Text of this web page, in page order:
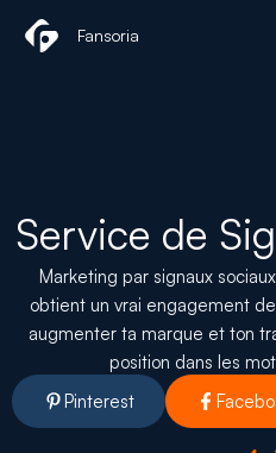
Fansoria
Service de
Marketing par signaux sociaux
obtient un vrai engagement de
augmenter ta marque et ton
position dans les
Pinterest